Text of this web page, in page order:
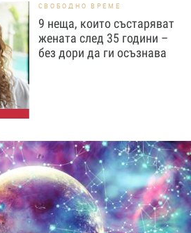
СВОБОДНО ВРЕМЕ
9 неща, които състаряват
жената след 35 години –
без дори да ги осъзнава